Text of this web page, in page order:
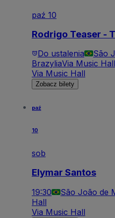
paź 10
Rodrigo Teaser -
Do ustalenia
São
BrazyliaVia Music Hall
Via Music Hall
Zobacz bilety
paź
10
sob
Elymar Santos
19:30 São João de
Hall
Via Music Hall